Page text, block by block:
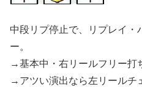
中段リプ停止で、リプレイ・
ー。
→基本中・右リールフリー打
→アツい演出なら左リールチ